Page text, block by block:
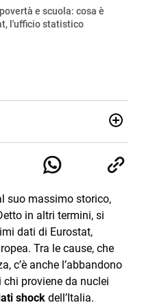
e scuola: cosa è
l'ufficio statistico
la scrittura in un lavoro, e
L’attualità è il mio pane
suo massimo storico,
in altri termini, si
dati di Eurostat,
Tra le cause, che
c’è anche l’abbandono
chi proviene da nuclei
shock dell’Italia.